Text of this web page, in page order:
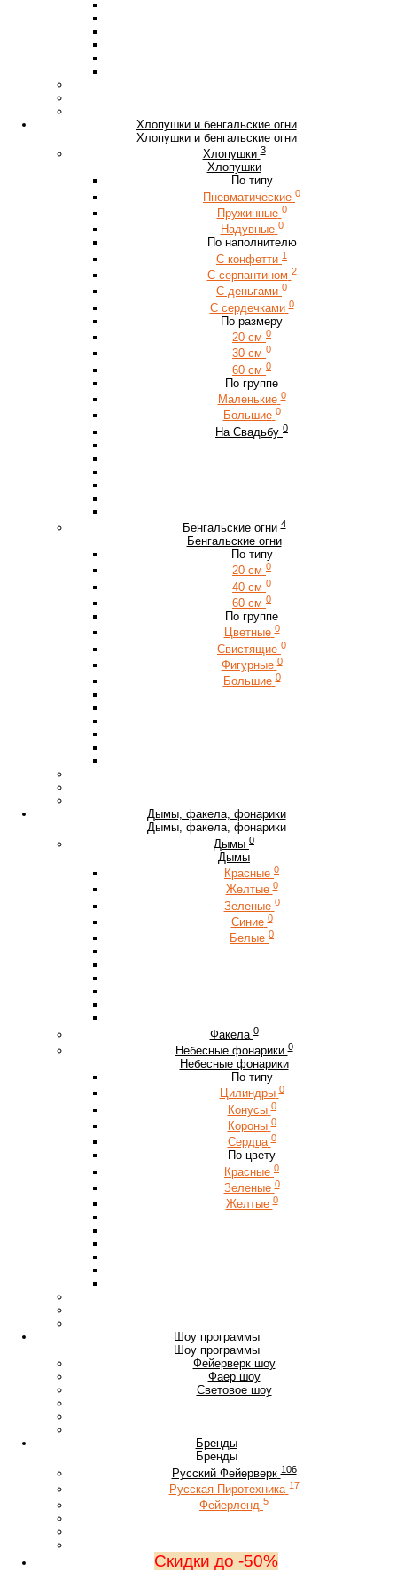
Хлопушки и бенгальские огни
Хлопушки и бенгальские огни
Хлопушки 3
Хлопушки
По типу
Пневматические 0
Пружинные 0
Надувные 0
По наполнителю
С конфетти 1
С серпантином 2
С деньгами 0
С сердечками 0
По размеру
20 см 0
30 см 0
60 см 0
По группе
Маленькие 0
Большие 0
На Свадьбу 0
Бенгальские огни 4
Бенгальские огни
По типу
20 см 0
40 см 0
60 см 0
По группе
Цветные 0
Свистящие 0
Фигурные 0
Большие 0
Дымы, факела, фонарики
Дымы, факела, фонарики
Дымы 0
Дымы
Красные 0
Желтые 0
Зеленые 0
Синие 0
Белые 0
Факела 0
Небесные фонарики 0
Небесные фонарики
По типу
Цилиндры 0
Конусы 0
Короны 0
Сердца 0
По цвету
Красные 0
Зеленые 0
Желтые 0
Шоу программы
Шоу программы
Фейерверк шоу
Фаер шоу
Световое шоу
Бренды
Бренды
Русский Фейерверк 106
Русская Пиротехника 17
Фейерленд 5
Скидки до -50%